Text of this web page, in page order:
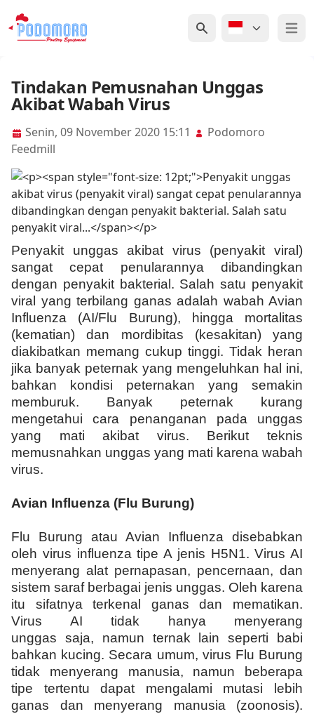
Open
Tindakan Pemusnahan Unggas
Akibat Wabah Virus
Senin, 09 November 2020 15:11
Podomoro
Feedmill
Penyakit unggas akibat virus (penyakit viral)
sangat cepat penularannya dibandingkan
dengan penyakit bakterial. Salah satu penyakit
viral yang terbilang ganas adalah wabah Avian
Influenza (AI/Flu Burung), hingga mortalitas
(kematian) dan mordibitas (kesakitan) yang
diakibatkan memang cukup tinggi. Tidak heran
jika banyak peternak yang mengeluhkan hal ini,
bahkan kondisi peternakan yang semakin
memburuk. Banyak peternak kurang
mengetahui cara penanganan pada unggas
yang mati akibat virus. Berikut teknis
memusnahkan unggas yang mati karena wabah
virus.
Avian Influenza (Flu Burung)
Flu Burung atau Avian Influenza disebabkan
oleh virus influenza tipe A jenis H5N1. Virus AI
menyerang alat pernapasan, pencernaan, dan
sistem saraf berbagai jenis unggas. Oleh karena
itu sifatnya terkenal ganas dan mematikan.
Virus AI tidak hanya menyerang
unggas saja, namun ternak lain seperti babi
bahkan kucing. Secara umum, virus Flu Burung
tidak menyerang manusia, namun beberapa
tipe tertentu dapat mengalami mutasi lebih
ganas dan menyerang manusia (zoonosis).